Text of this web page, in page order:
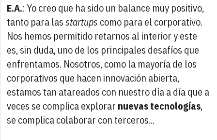
E.A.: Yo creo que ha sido un balance muy positivo,
tanto para lasstartups como para el corporativo.
Nos hemos permitido retarnos al interior y este
es, sin duda, uno de los principales desafíos que
enfrentamos. Nosotros, como la mayoría de los
corporativos que hacen innovación abierta,
estamos tan atareados con nuestro día a día que a
veces se complica explorar nuevas tecnologías,
se complica colaborar con terceros...